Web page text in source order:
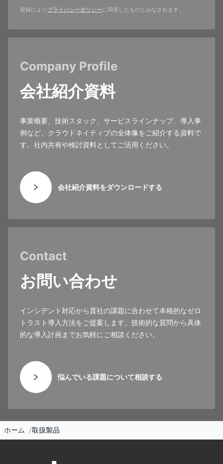
登録により プライバシーポリシーに同意したものとみなされます。
Company Profile
会社紹介資料
事業概要、技術スタック、サービスラインナップ、導入事
例など、クラウドネイティブの全体像をご紹介する資料で
す。社内共有や検討資料としてご活用ください。
会社紹介資料をダウンロードする
Contact
お問い合わせ
インシデント対応から貴社の課題に合わせて本格的なゼロ
トラスト導入方法をご提案します。技術的な質問から具体
的な導入計画までお気軽にご相談ください。
悩んでいる課題について相談する
ホーム 取扱製品